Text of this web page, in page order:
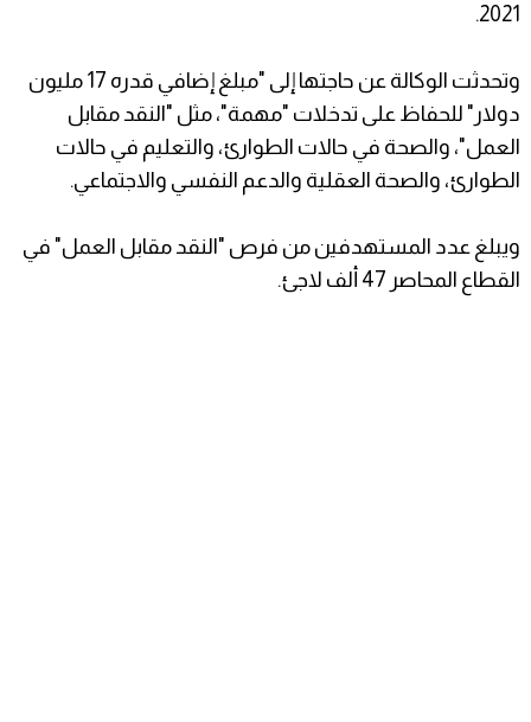
2021.
وتحدثت الوكالة عن حاجتها إلى "مبلغ إضافي قدره 17 مليون
دولار" للحفاظ على تدخلات "مهمة"، مثل "النقد مقابل
العمل"، والصحة في حالات الطوارئ، والتعليم في حالات
الطوارئ، والصحة العقلية والدعم النفسي والاجتماعي.
ويبلغ عدد المستهدفين من فرص "النقد مقابل العمل" في
القطاع المحاصر 47 ألف لاجئ.